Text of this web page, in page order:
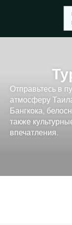
Отправьтесь в
атмосферу
Бангкока,
также
впечатления.